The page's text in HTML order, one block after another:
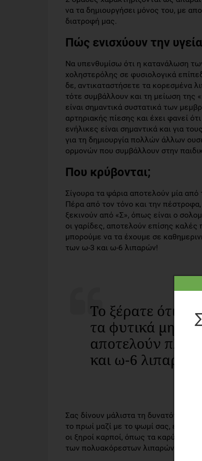
να τα δημιουργήσει μόνος του, με
διατροφή μας.
Πώς ενισχύουν την
Να υπενθυμίσω ότι η κατανάλωση
χοληστερόλης σε φυσιολογικά
δε, αντικαταστήσετε τα κορεσμένα
τότε συμβάλλουν και τη μείωση της
είναι σημαντικά συστατικά των
αρτηριακής πίεσης και έχει φανεί
ενήλικες είναι σημαντικά και για
για τη δημιουργία πολλών άλλων
ορμονών που συμβάλλουν στην
Που κρύβονται;
Σίγουρα τα ψάρια αποτελούν μία
Πέρα από τον τόνο και την
ξεκινούν από «Σ», όπως είναι ο
οι γαρίδες, αποτελούν επίσης
μπορούμε να τα έχουμε σε
των ω-3 και ω-6 λιπαρών!
Το ξέρατε ότι η
τα φυτικά μη-
αποτελούν
και ω-6 λιπαρών;
Σας δίνουν μάλιστα τη δυνατότητα
το πρωί μαζί με το ψωμί σας, είτε
οι ξηροί καρποί, όπως τα καρύδια,
των πολυακόρεστων λιπαρών.